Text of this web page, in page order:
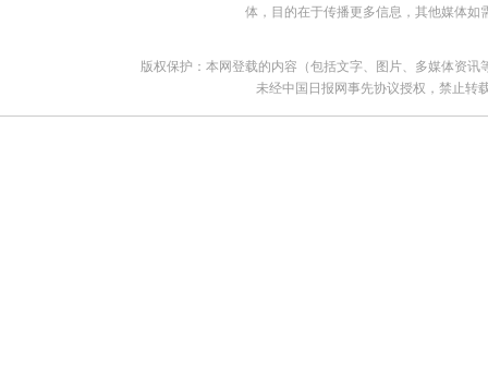
体，目的在于传播更多信息，其他媒体
版权保护：本网登载的内容（包括文字、图片、多媒体资
未经中国日报网事先协议授权，禁止转